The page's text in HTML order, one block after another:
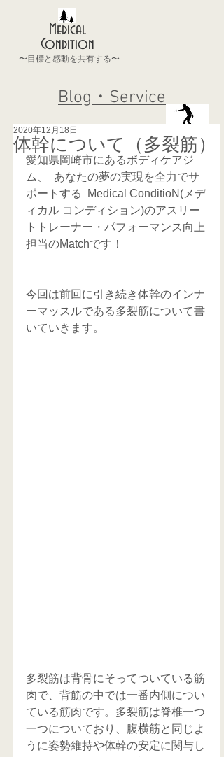
Medical
Condition
〜目標と感動を共有する〜
Blog・Service
体幹について（多裂筋）
2020年12月18日
愛知県岡崎市にあるボディケアジ
ム、  あなたの夢の実現を全力でサ
ポートする  Medical ConditioN(メデ
ィカル コンディション)のアスリー
トトレーナー・パフォーマンス向上
担当のMatchです！
今回は前回に引き続き体幹のインナ
ーマッスルである多裂筋について書
いていきます。
多裂筋は背骨にそってついている筋
肉で、背筋の中では一番内側につい
ている筋肉です。多裂筋は脊椎一つ
一つについており、腹横筋と同じよ
うに姿勢維持や体幹の安定に関与し